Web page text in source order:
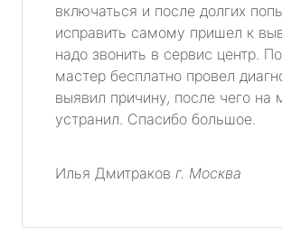
включаться и после долгих
исправить самому пришел к
надо звонить в сервис центр.
мастер бесплатно провел
выявил причину, после чего на
устранил. Спасибо большое.
Илья Дмитраков г. Москва